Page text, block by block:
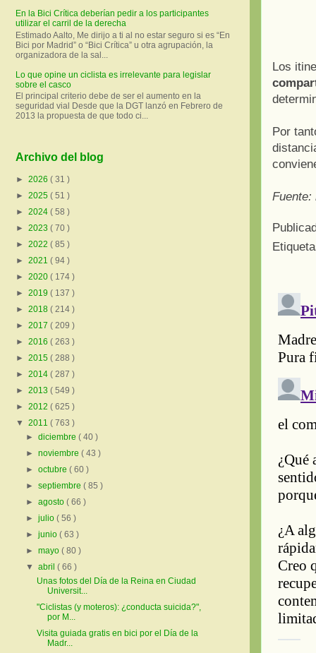
Los
Por
Fuente:
En la Bici Crítica deberían pedir a los participantes
utilizar el carril de la derecha
Estimado Aalto, Me dirijo a ti al no estar seguro si es “En
Bici por Madrid” o “Bici Crítica” u otra agrupación, la
organizadora de la sal...
Lo que opine un ciclista es irrelevante para legislar
sobre el casco
El principal criterio debe de ser el aumento en la
seguridad vial Desde que la DGT lanzó en Febrero de
2013 la propuesta de que todo ci...
Archivo del blog
► 2026 ( 31 )
► 2025 ( 51 )
► 2024 ( 58 )
► 2023 ( 70 )
► 2022 ( 85 )
► 2021 ( 94 )
► 2020 ( 174 )
► 2019 ( 137 )
► 2018 ( 214 )
► 2017 ( 209 )
► 2016 ( 263 )
► 2015 ( 288 )
► 2014 ( 287 )
► 2013 ( 549 )
► 2012 ( 625 )
▼ 2011 ( 763 )
►diciembre( 40 )
►noviembre( 43 )
►octubre( 60 )
►septiembre( 85 )
►agosto( 66 )
►julio( 56 )
►junio( 63 )
►mayo( 80 )
▼abril( 66 )
Unas fotos del Día de la Reina en Ciudad
Universit...
"Ciclistas (y moteros): ¿conducta suicida?",
por M...
Visita guiada gratis en bici por el Día de la
Madr...